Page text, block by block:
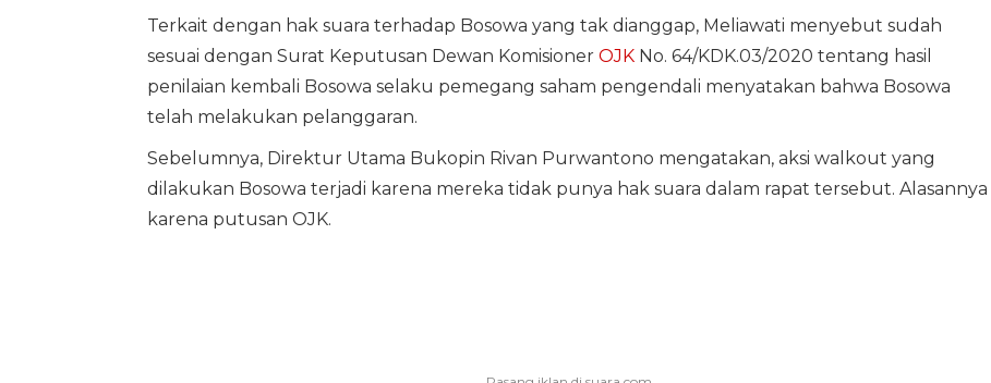
Terkait dengan hak suara terhadap Bosowa yang tak dianggap, Meliawati menyebut sudah
sesuai dengan Surat Keputusan Dewan Komisioner OJKNo. 64/KDK.03/2020 tentang hasil
penilaian kembali Bosowa selaku pemegang saham pengendali menyatakan bahwa Bosowa
telah melakukan pelanggaran.
Sebelumnya, Direktur Utama Bukopin Rivan Purwantono mengatakan, aksi walkout yang
dilakukan Bosowa terjadi karena mereka tidak punya hak suara dalam rapat tersebut. Alasannya
karena putusan OJK.